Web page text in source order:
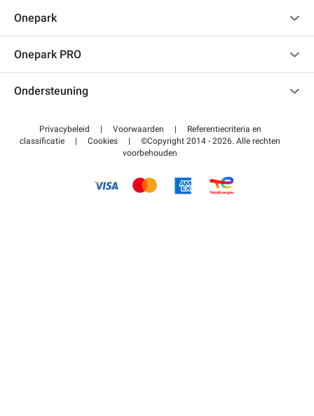
Onepark
Onepark PRO
Word partner van Onepark
Ondersteuning
Helpcentrum
Betalen voor parkeren FLOW
Privacybeleid | Voorwaarden |
Referentiecriteria en
classificatie
| Cookies |
©Copyright 2014 - 2026. Alle rechten
voorbehouden